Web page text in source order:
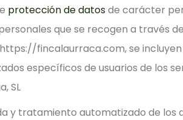
protección de datosde carácter
que se recogen a través
fincalaurraca.com, se
específicos de usuarios de los
SL
y tratamiento automatizado de los